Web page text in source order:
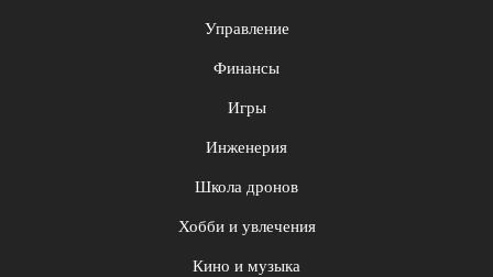
Управление
Финансы
Игры
Инженерия
Школа дронов
Хобби и увлечения
Кино и музыка